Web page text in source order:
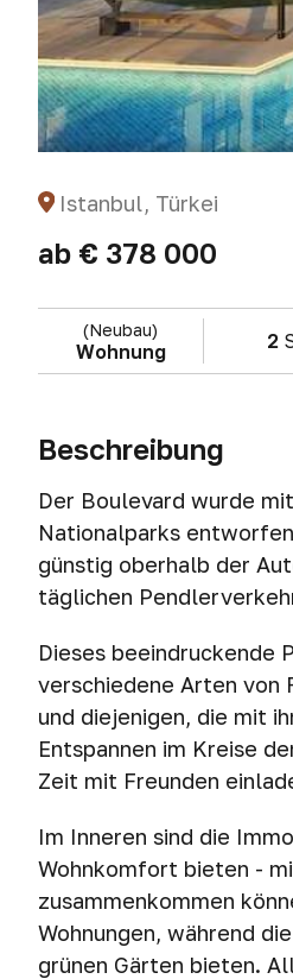
Istanbul, Türkei
ab € 378 000
(Neubau)
Wohnung 2
Beschreibung
Der Boulevard wurde
Nationalparks
günstig oberhalb der
täglichen
Dieses beeindruckende
verschiedene Arten von
und diejenigen, die mit
Entspannen im Kreise
Zeit mit Freunden
Im Inneren sind die
Wohnkomfort bieten -
zusammenkommen
Wohnungen, während
grünen Gärten bieten.